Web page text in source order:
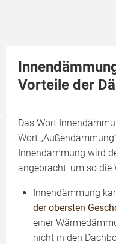
Vorteile der
Das Wort
Wort
Innendämmung wird
angebracht, um so die
Innendämmung
der obersten
einer
nicht in den